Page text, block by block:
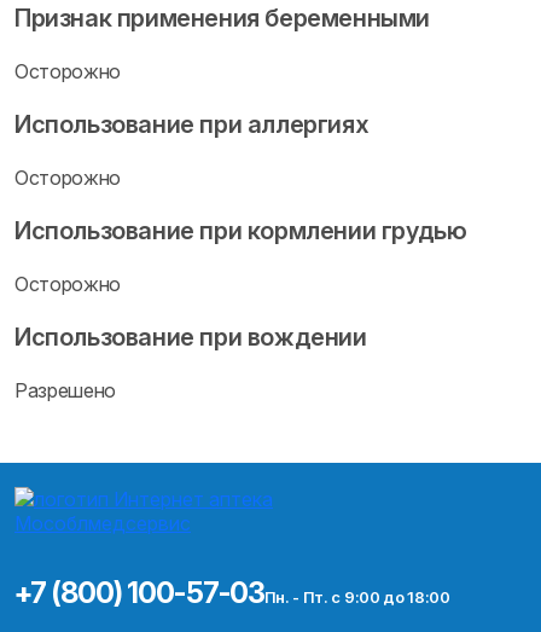
Признак применения беременными
Осторожно
Использование при аллергиях
Осторожно
Использование при кормлении грудью
Осторожно
Использование при вождении
Разрешено
+7 (800) 100-57-03Пн. - Пт. с 9:00 до 18:00